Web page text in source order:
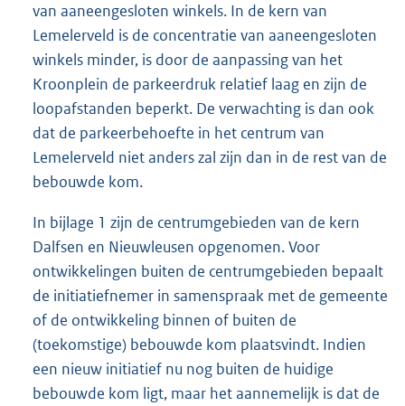
van aaneengesloten winkels. In de kern van
Lemelerveld is de concentratie van aaneengesloten
winkels minder, is door de aanpassing van het
Kroonplein de parkeerdruk relatief laag en zijn de
loopafstanden beperkt. De verwachting is dan ook
dat de parkeerbehoefte in het centrum van
Lemelerveld niet anders zal zijn dan in de rest van de
bebouwde kom.
In bijlage 1 zijn de centrumgebieden van de kern
Dalfsen en Nieuwleusen opgenomen. Voor
ontwikkelingen buiten de centrumgebieden bepaalt
de initiatiefnemer in samenspraak met de gemeente
of de ontwikkeling binnen of buiten de
(toekomstige) bebouwde kom plaatsvindt. Indien
een nieuw initiatief nu nog buiten de huidige
bebouwde kom ligt, maar het aannemelijk is dat de